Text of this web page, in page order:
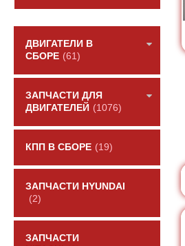
ДВИГАТЕЛИ В
СБОРЕ (61)
ЗАПЧАСТИ ДЛЯ
ДВИГАТЕЛЕЙ (1076)
КПП В СБОРЕ (19)
ЗАПЧАСТИ HYUNDAI
(2)
ЗАПЧАСТИ